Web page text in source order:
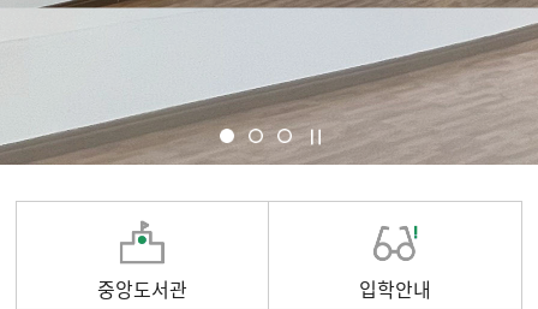
중앙도서관 입학안내